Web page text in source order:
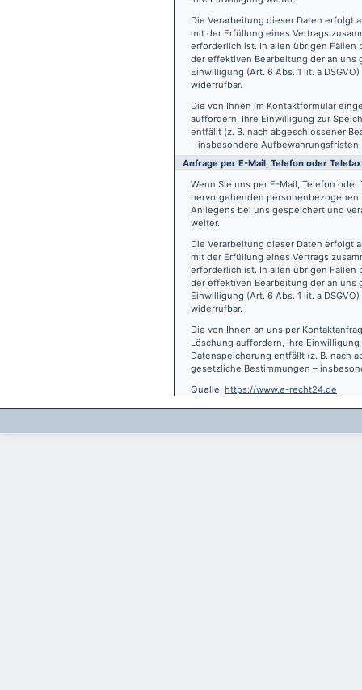
Die Verarbeitung dieser Daten erfolgt
mit der Erfüllung eines Vertrags
erforderlich ist. In allen übrigen Fällen
der effektiven Bearbeitung der an uns
Einwilligung (Art. 6 Abs. 1 lit. a
widerrufbar.
Die von Ihnen im Kontaktformular
auffordern, Ihre Einwilligung zur
entfällt (z. B. nach abgeschlossener
– insbesondere
Anfrage per E-Mail, Telefon oder Telefax
Wenn Sie uns per E-Mail, Telefon
hervorgehenden personenbezogenen
Anliegens bei uns gespeichert und
weiter.
Die Verarbeitung dieser Daten erfolgt
mit der Erfüllung eines Vertrags
erforderlich ist. In allen übrigen Fällen
der effektiven Bearbeitung der an uns
Einwilligung (Art. 6 Abs. 1 lit. a
widerrufbar.
Die von Ihnen an uns per
Löschung auffordern, Ihre
Datenspeicherung entfällt (z. B. nach
gesetzliche Bestimmungen –
Quelle: https://www.e-recht24.de